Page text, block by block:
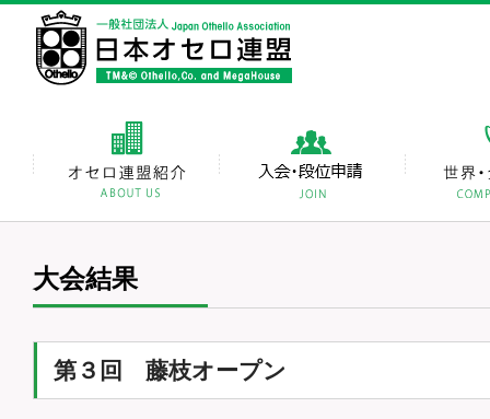
大会結果
第３回 藤枝オープン